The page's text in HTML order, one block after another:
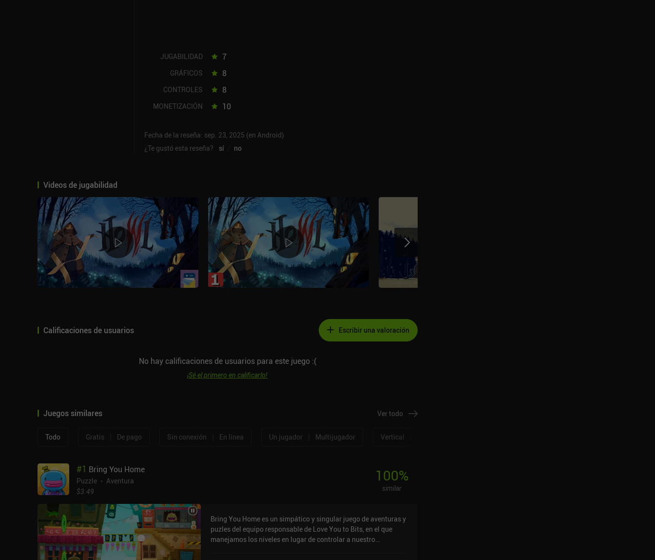
JUGABILIDAD 7
GRÁFICOS 8
CONTROLES 8
MONETIZACIÓN 10
Fecha de la reseña: sep. 23, 2025 (en Android)
¿Te gustó esta reseña?
sí no
Videos de jugabilidad
Calificaciones de usuarios Escribir una valoración
No hay calificaciones de usuarios para este juego :(
¡Sé el primero en calificarlo!
Juegos similares Ver todo
Todo Gratis De pago Sin conexión En línea Un jugador Multijugador Vertical
#1 Bring You Home
Puzzle
Aventura
$3.49
100%
similar
Bring You Home es un simpático y singular juego de aventuras y
puzles del equipo responsable de Love You to Bits, en el que
manejamos los niveles en lugar de controlar a nuestro